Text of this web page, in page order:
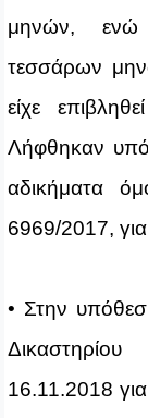
μηνών, ενώ
τεσσάρων
είχε
Λήφθηκαν
αδικήματα
6969/2017,
• Στην
16.11.2018